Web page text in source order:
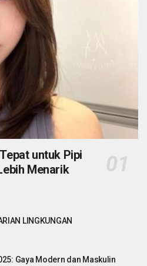
untuk Pipi
Menarik
LINGKUNGAN
Gaya Modern dan Maskulin